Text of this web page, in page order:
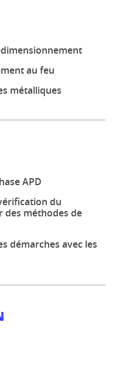
au feu
métalliques
APD
du
des méthodes de
démarches avec les